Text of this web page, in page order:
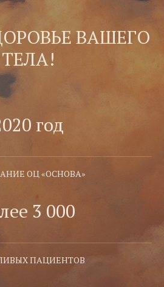
ВАШЕГО
ТЕЛА!
год
ОЦ «ОСНОВА»
3 000
ПАЦИЕНТОВ